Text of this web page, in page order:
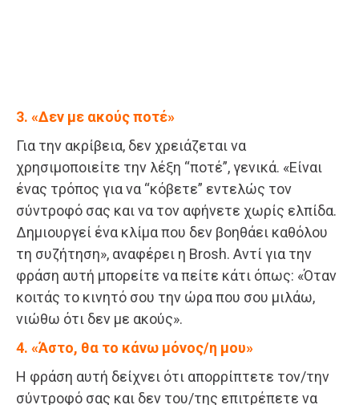
3. «Δεν με ακούς ποτέ»
Για την ακρίβεια, δεν χρειάζεται να
χρησιμοποιείτε την λέξη “ποτέ”, γενικά. «Είναι
ένας τρόπος για να “κόβετε” εντελώς τον
σύντροφό σας και να τον αφήνετε χωρίς ελπίδα.
Δημιουργεί ένα κλίμα που δεν βοηθάει καθόλου
τη συζήτηση», αναφέρει η Brosh. Αντί για την
φράση αυτή μπορείτε να πείτε κάτι όπως: «Όταν
κοιτάς το κινητό σου την ώρα που σου μιλάω,
νιώθω ότι δεν με ακούς».
4. «Άστο, θα το κάνω μόνος/η μου»
Η φράση αυτή δείχνει ότι απορρίπτετε τον/την
σύντροφό σας και δεν του/της επιτρέπετε να